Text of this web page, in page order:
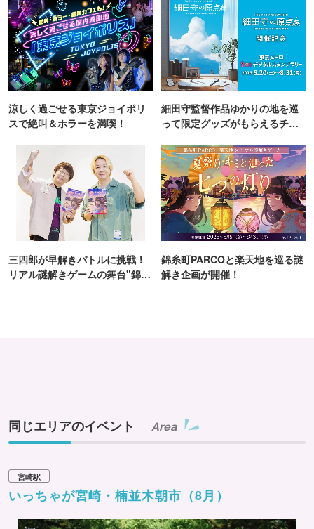
涼しく過ごせる東京ジョイポリ
スで絶叫＆ホラーを満喫！
細田守監督作品ゆかりの地を巡
って限定グッズがもらえるチャ
三四郎が早解きバトルに挑戦！
リアル謎解きゲームの舞台"錦糸
錦糸町PARCOと楽天地を巡る謎
解き企画が開催！
同じエリアのイベント Area
宮崎駅
いっちゃが宮崎・楠並木朝市（8月）